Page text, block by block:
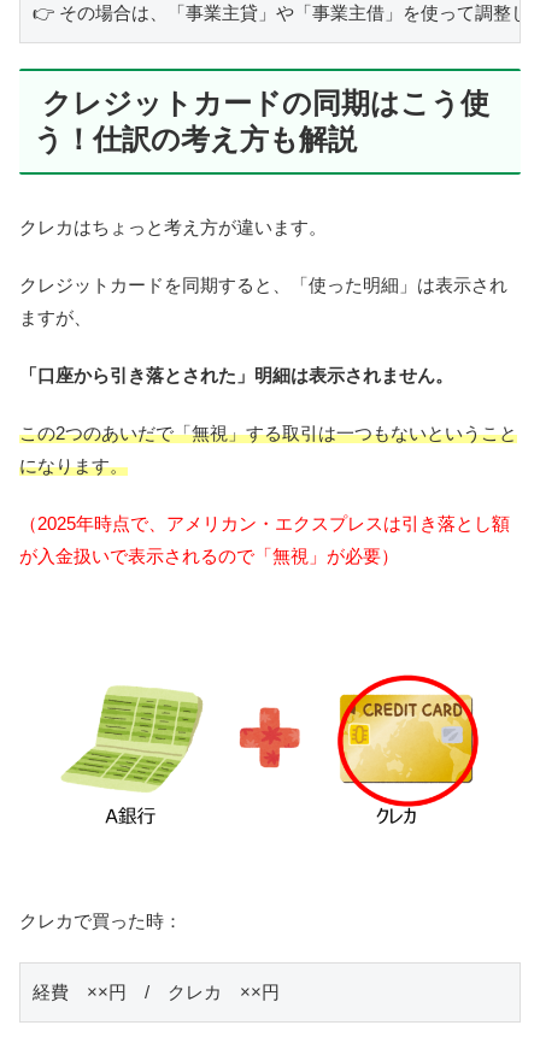
クレジットカードの同期はこう使
う！仕訳の考え方も解説
クレカはちょっと考え方が違います。
クレジットカードを同期すると、「使った明細」は表示され
ますが、
「口座から引き落とされた」明細は表示されません。
この2つのあいだで「無視」する取引は一つもないということ
になります。
（2025年時点で、アメリカン・エクスプレスは引き落とし額
が入金扱いで表示されるので「無視」が必要）
クレカで買った時：
経費　××円　/　クレカ　××円